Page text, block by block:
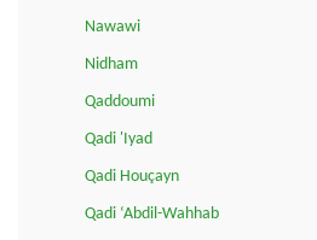
Nawawi
Nidham
Qaddoumi
Qadi 'Iyad
Qadi Houçayn
Qadi ‘Abdil-Wahhab